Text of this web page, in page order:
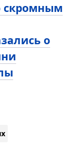
скромным
о